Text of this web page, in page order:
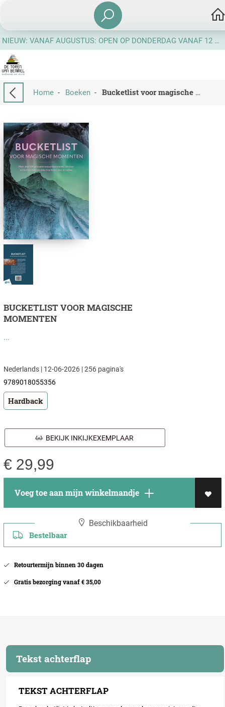
NIEUW: VANAF AUGUSTUS: OPEN OP DONDERDAG VANAF 12 UUR
Home- Boeken- Bucketlist voor magische momenten
BUCKETLIST VOOR MAGISCHE
MOMENTEN
...
Nederlands | 12-06-2026 | 256 pagina's
9789018055356
Hardback
BEKIJK INKIJKEXEMPLAAR
€ 29,99
Voeg toe aan mijn winkelmandje
Beschikbaarheid
Bestelbaar
Retourtermijn binnen 30 dagen
Gratis bezorging vanaf € 35,00
Tekst achterflap
TEKST ACHTERFLAP